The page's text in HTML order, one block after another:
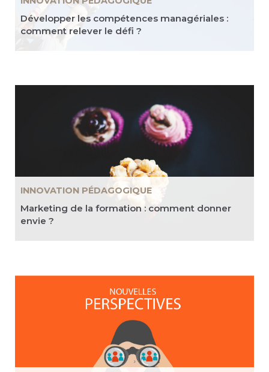
Développer les compétences managériales :
comment relever le défi ?
INNOVATION PÉDAGOGIQUE
Marketing de la formation : comment donner
envie ?